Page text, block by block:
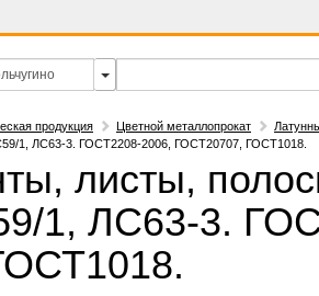
продукция Цветной металлопрокат
1, ЛС63-3. ГОСТ2208-2006, ГОСТ20707, ГОСТ1018.
листы,
1, ЛС63-3.